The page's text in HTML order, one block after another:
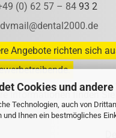
Cookies und
Technologien, auch von
und Ihnen ein bestmögliches
(0) 62 57 – 84 93 2
dvmail@dental2000.de
Angebote richten sich
Informationen finden